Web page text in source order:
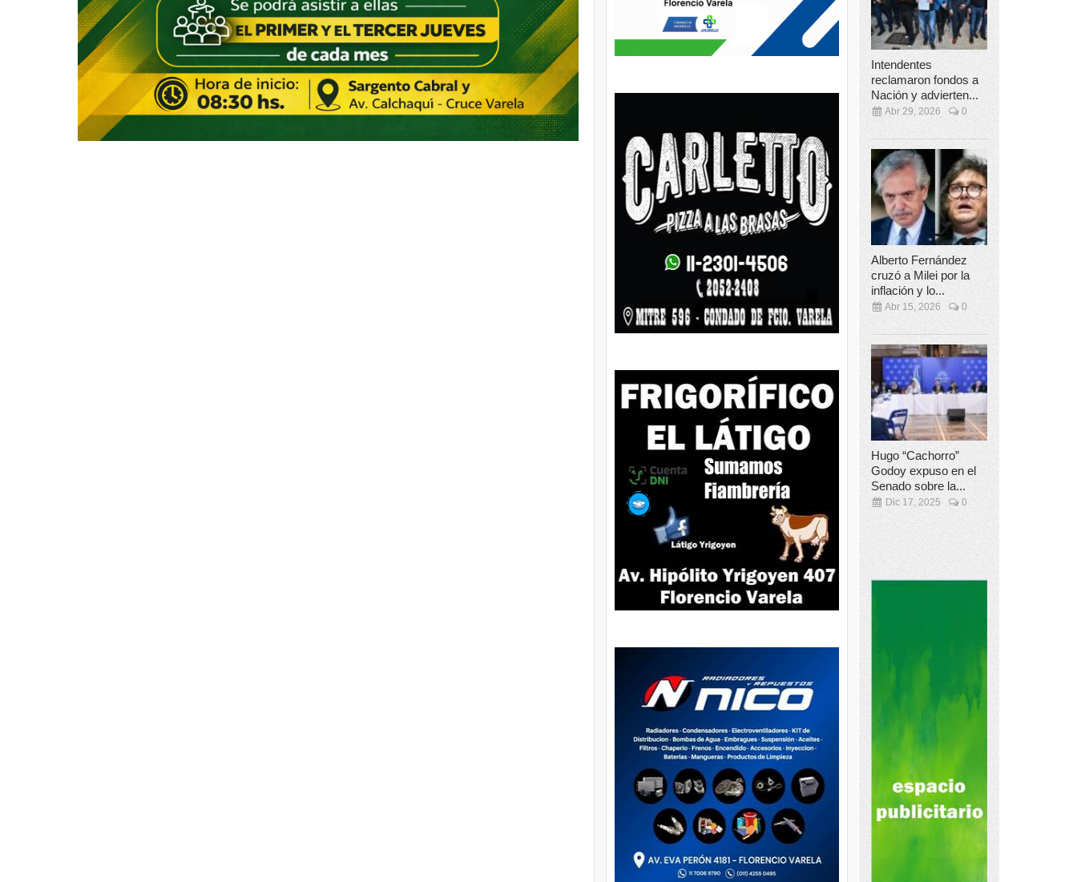
Intendentes
reclamaron fondos a
Nación y advierten...
Abr 29, 2026 0
Alberto Fernández
cruzó a Milei por la
inflación y lo...
Abr 15, 2026 0
Hugo “Cachorro”
Godoy expuso en el
Senado sobre la...
Dic 17, 2025 0